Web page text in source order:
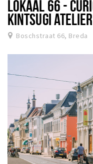
LOKAAL 66 -
KINTSUGI ATELIER
Boschstraat 66, Breda